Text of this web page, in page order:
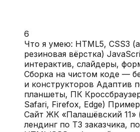
6
Что я умею: HTML5, CSS3
резиновая вёрстка)
интерактив, слайдеры,
Сборка на чистом коде —
и конструкторов Адаптив
планшеты, ПК
Safari, Firefox, Edge)
Сайт ЖК «Палашёвский 11»
лендинг по ТЗ заказчика,